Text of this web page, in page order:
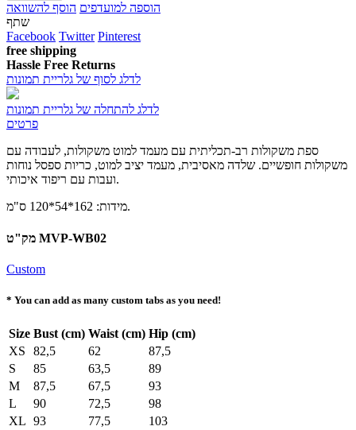
הוספה למועדפים הוסף להשוואה
שתף
Facebook Twitter Pinterest
free shipping
Hassle Free Returns
לדלג לסוף של גלריית תמונות
לדלג להתחלה של גלריית תמונות
פרטים
ספת משקולות רב-תכליתית עם מעמד למוט משקולות, לעבודה עם
משקולות חופשיים. שלדה מאסיבית, מעמד יציב למוט, כריות ספסל נוחות
ועבות עם ריפוד איכותי.
מידות: 162*54*120 ס"מ.
מק"ט MVP-WB02
Custom
* You can add as many custom tabs as you need!
Size Bust (cm) Waist (cm) Hip (cm)
XS
82,5 62
87,5
S
85 63,5
89
M
87,5 67,5
93
L
90 72,5
98
XL 93 77,5
103